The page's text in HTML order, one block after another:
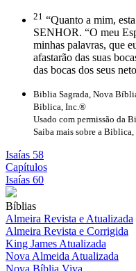
21 “Quanto a mim,
SENHOR. “O meu
minhas palavras, que
afastarão das suas
das bocas dos seus
Biblia Sagrada, Nova
Biblica, Inc.®
Usado com permissão da
Saiba mais sobre a
Isaías 58
Capítulos
Isaías 60
Bíblias
Almeira Revista e Atualizada
Almeira Revista e Corrigida
King James Atualizada
Nova Almeida Atualizada
Nova Bíblia Viva